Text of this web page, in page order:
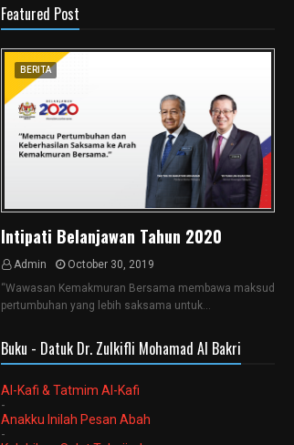
Featured Post
BERITA
Intipati Belanjawan Tahun 2020
Admin
October 30, 2019
“Wawasan Kemakmuran Bersama membawa maksud
pertumbuhan yang lebih saksama untuk…
Buku - Datuk Dr. Zulkifli Mohamad Al Bakri
Al-Kafi & Tatmim Al-Kafi
-
Anakku Inilah Pesan Abah
-